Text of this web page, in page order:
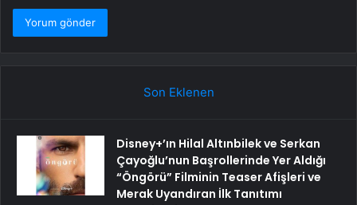
Son Eklenen
Disney+’ın Hilal Altınbilek ve Serkan
Çayoğlu’nun Başrollerinde Yer Aldığı
“Öngörü” Filminin Teaser Afişleri ve
Merak Uyandıran İlk Tanıtımı